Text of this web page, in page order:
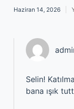
Haziran 14, 2026
Selin!
bana ışık